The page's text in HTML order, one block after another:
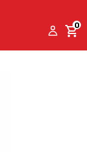
0